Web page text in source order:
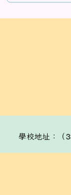
學校地址：（